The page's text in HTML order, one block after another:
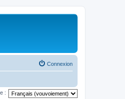
Connexion
: